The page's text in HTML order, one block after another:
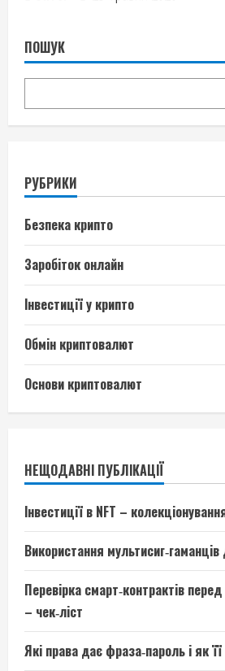
ПОШУК
РУБРИКИ
Безпека крипто
Заробіток онлайн
Інвестиції у крипто
Обмін криптовалют
Основи криптовалют
НЕЩОДАВНІ ПУБЛІКАЦІЇ
Інвестиції в NFT –
Використання мультисиг‑гаманців
Перевірка смарт‑контрактів
– чек‑ліст
Які права дає фраза‑пароль і як